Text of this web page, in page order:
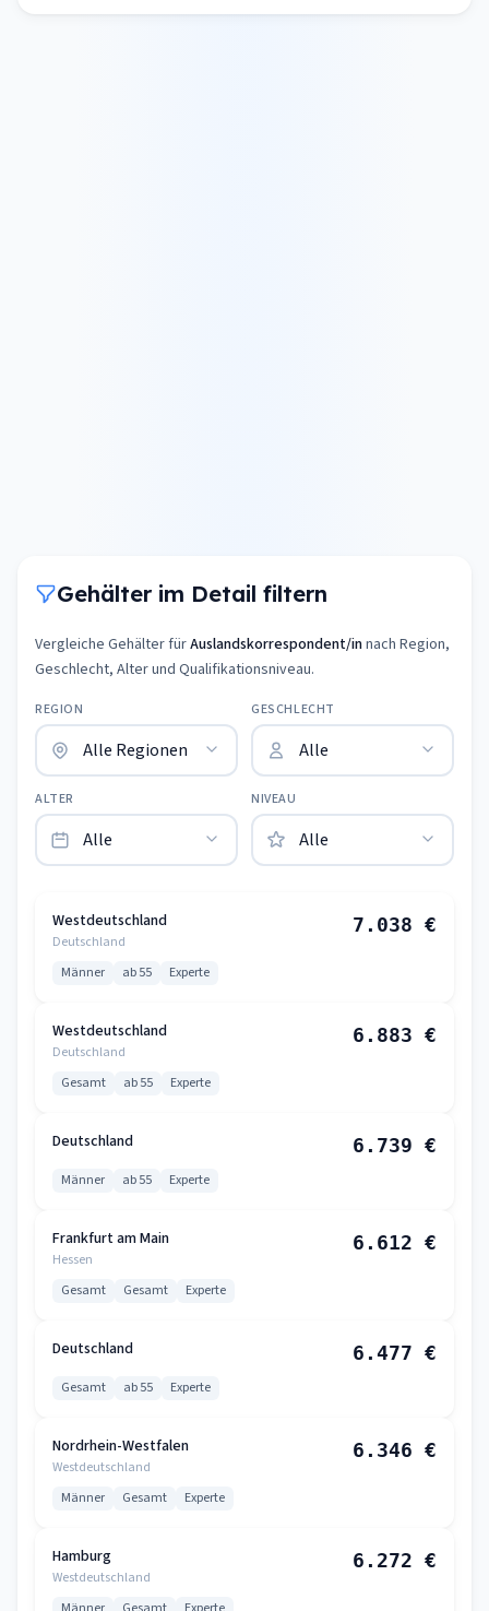
Gehälter im Detail filtern
Vergleiche Gehälter fürAuslandskorrespondent/innach Region,
Geschlecht, Alter und Qualifikationsniveau.
REGION GESCHLECHT
ALTER NIVEAU
Westdeutschland
Deutschland
7.038 €
Männer ab 55 Experte
Westdeutschland
Deutschland
6.883 €
Gesamt ab 55 Experte
Deutschland 6.739 €
Männer ab 55 Experte
Frankfurt am Main
Hessen
6.612 €
Gesamt Gesamt Experte
Deutschland 6.477 €
Gesamt ab 55 Experte
Nordrhein-Westfalen
Westdeutschland
6.346 €
Männer Gesamt Experte
Hamburg
Westdeutschland
6.272 €